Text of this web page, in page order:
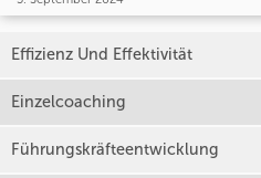
Effizienz Und Effektivität
Einzelcoaching
Führungskräfteentwicklung